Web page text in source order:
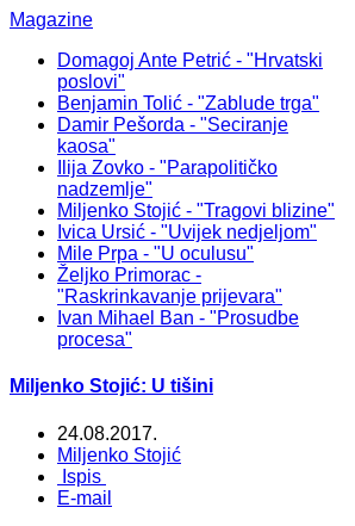
Magazine
Domagoj Ante Petrić - "Hrvatski
poslovi"
Benjamin Tolić - "Zablude trga"
Damir Pešorda - "Seciranje
kaosa"
Ilija Zovko - "Parapolitičko
nadzemlje"
Miljenko Stojić - "Tragovi blizine"
Ivica Ursić - "Uvijek nedjeljom"
Mile Prpa - "U oculusu"
Željko Primorac -
"Raskrinkavanje prijevara"
Ivan Mihael Ban - "Prosudbe
procesa"
Miljenko Stojić: U tišini
24.08.2017.
Miljenko Stojić
Ispis
E-mail